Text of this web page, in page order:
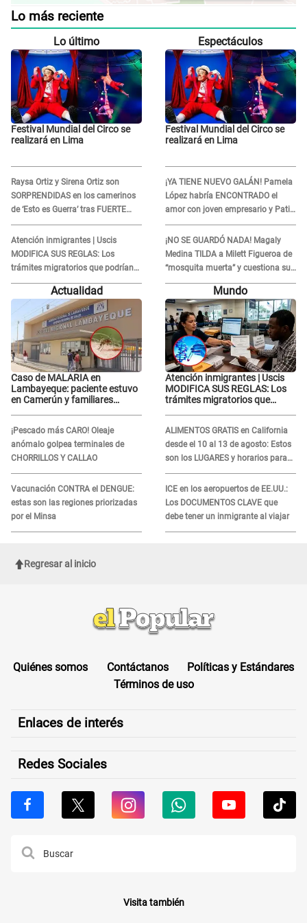
Lo más reciente
Lo último
Festival Mundial del Circo se
realizará en Lima
Raysa Ortiz y Sirena Ortiz son
SORPRENDIDAS en los camerinos
de ‘Esto es Guerra’ tras FUERTE
ENFRENTAMIENTO con Gabriel
Moisés: “Gracias”
Atención inmigrantes | Uscis
MODIFICA SUS REGLAS: Los
trámites migratorios que podrían
necesitar tu prueba de ADN
Espectáculos
Festival Mundial del Circo se
realizará en Lima
¡YA TIENE NUEVO GALÁN! Pamela
López habría ENCONTRADO el
amor con joven empresario y Pati
Lorena la ECHA en VIVO
¡NO SE GUARDÓ NADA! Magaly
Medina TILDA a Milett Figueroa de
“mosquita muerta” y cuestiona su
RECONCILIACIÓN con Marcelo
Tinelli en TV argentina
Actualidad
Caso de MALARIA en
Lambayeque: paciente estuvo
en Camerún y familiares
¡Pescado más CARO! Oleaje
anómalo golpea terminales de
CHORRILLOS Y CALLAO
Vacunación CONTRA el DENGUE:
estas son las regiones priorizadas
por el Minsa
Mundo
Atención inmigrantes | Uscis
MODIFICA SUS REGLAS: Los
trámites migratorios que
ALIMENTOS GRATIS en California
desde el 10 al 13 de agosto: Estos
son los LUGARES y horarios para
recibir la ayuda
ICE en los aeropuertos de EE.UU.:
Los DOCUMENTOS CLAVE que
debe tener un inmigrante al viajar
Regresar al inicio
Quiénes somos Contáctanos
Políticas y Estándares
Términos de uso
Enlaces de interés
Redes Sociales
Visita también